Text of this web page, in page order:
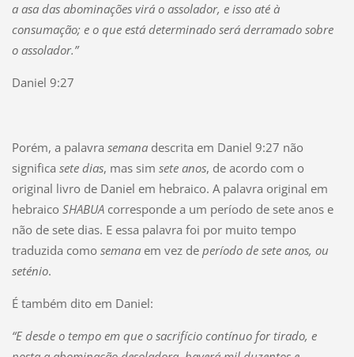
a asa das abominações virá o assolador, e isso até à
consumação; e o que está determinado será derramado sobre
o assolador.”
Daniel 9:27
Porém, a palavra semanadescrita em Daniel 9:27 não
significa sete dias, mas sim sete anos, de acordo com o
original livro de Daniel em hebraico. A palavra original em
hebraico SHABUAcorresponde a um período de sete anos e
não de sete dias. E essa palavra foi por muito tempo
traduzida como semanaem vez de período de sete anos, ou
seténio.
É também dito em Daniel:
“E desde o tempo em que o sacrifício contínuo for tirado, e